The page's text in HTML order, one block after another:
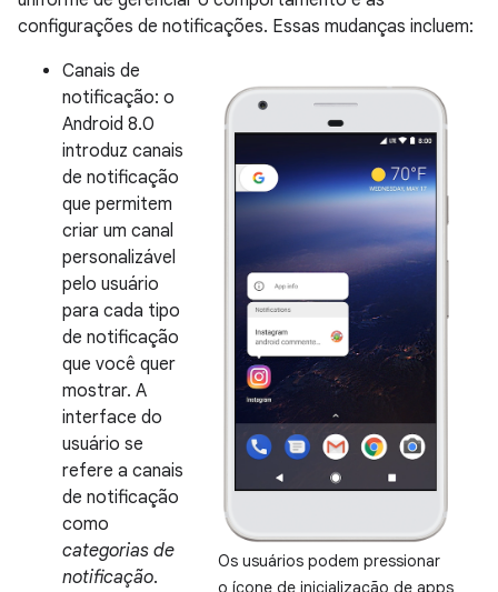
configurações de notificações. Essas mudanças incluem:
Os usuários podem pressionar
Canais de
notificação: o
Android 8.0
introduz canais
de notificação
que permitem
criar um canal
personalizável
pelo usuário
para cada tipo
de notificação
que você quer
mostrar. A
interface do
usuário se
refere a canais
de notificação
como
categorias de
notificação.